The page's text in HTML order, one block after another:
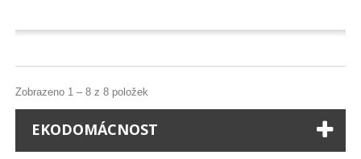
Zobrazeno 1 – 8 z 8 položek
EKODOMÁCNOST